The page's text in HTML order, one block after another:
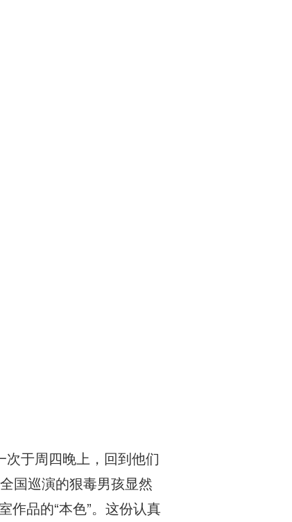
于周四晚上，回到他们
国巡演的狠毒男孩显然
作品的“本色”。这份认真